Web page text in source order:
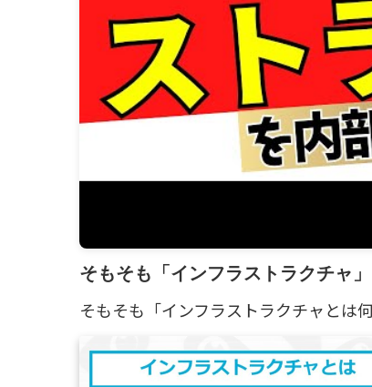
そもそも「インフラストラクチャ
そもそも「インフラストラクチャとは